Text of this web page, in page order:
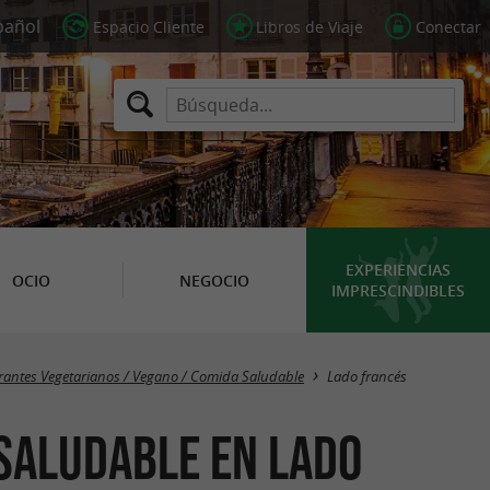
Espacio Cliente Libros de Viaje Conectar
OCIO NEGOCIO
EXPERIENCIAS
IMPRESCINDIBLES
Masquer la carte
Vegetarianos / Vegano / Comida Saludable Lado francés
en Lado